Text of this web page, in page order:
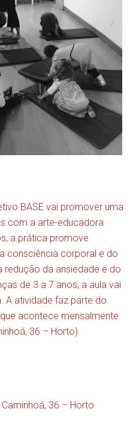
BASE vai promover uma
com a arte-educadora
a prática promove
consciência corporal e do
redução da ansiedade e do
de 3 a 7 anos, a aula vai
A atividade faz parte do
acontece mensalmente
36 – Horto).
36 – Horto